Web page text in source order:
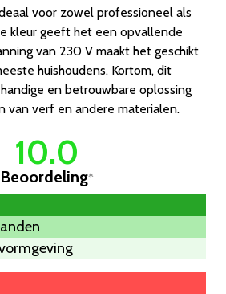
voor zowel professioneel als
kleur geeft het een opvallende
van 230 V maakt het geschikt
huishoudens. Kortom, dit
en betrouwbare oplossing
van verf en andere materialen.
10.0
Beoordeling*